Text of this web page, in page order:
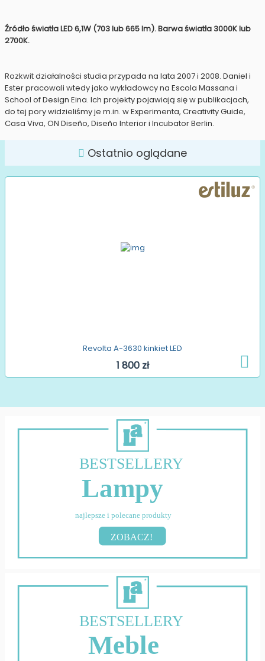
Źródło światła LED 6,1W (703 lub 665 lm). Barwa światła 3000K lub
2700K.
Rozkwit działalności studia przypada na lata 2007 i 2008. Daniel i
Ester pracowali wtedy jako wykładowcy na Escola Massana i
School of Design Eina. Ich projekty pojawiają się w publikacjach,
do tej pory widzieliśmy je m.in. w Experimenta, Creativity Guide,
Casa Viva, ON Diseño, Diseño Interior i Incubator Berlin.
Ostatnio oglądane
Revolta A-3630 kinkiet LED
1 800 zł
BESTSELLERY
Lampy
najlepsze i polecane produkty
ZOBACZ!
BESTSELLERY
Meble